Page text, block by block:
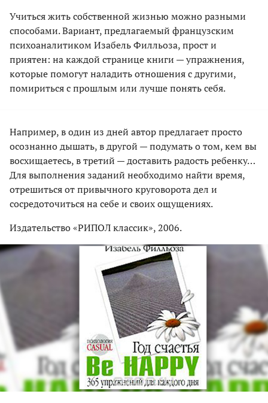
Учиться жить собственной жизнью можно разными
способами. Вариант, предлагаемый французским
психоаналитиком Изабель Филльоза, прост и
приятен: на каждой странице книги — упражнения,
которые помогут наладить отношения с другими,
помириться с прошлым или лучше понять себя.
Например, в один из дней автор предлагает просто
осознанно дышать, в другой — подумать о том, кем вы
восхищаетесь, в третий — доставить радость ребенку…
Для выполнения заданий необходимо найти время,
отрешиться от привычного круговорота дел и
сосредоточиться на себе и своих ощущениях.
Издательство «РИПОЛ классик», 2006.